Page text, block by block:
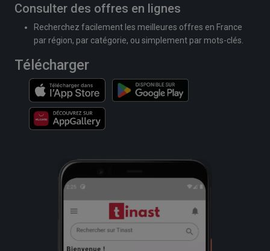
Consulter des offres en lignes
Recherchez facilement les meilleures offres en France
par région, par catégorie, ou simplement par mots-clés.
Télécharger